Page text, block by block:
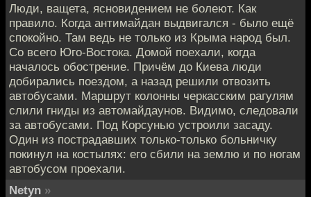
Люди, ващета, ясновидением не болеют. Как
правило. Когда антимайдан выдвигался - было ещё
спокойно. Там ведь не только из Крыма народ был.
Со всего Юго-Востока. Домой поехали, когда
началось обострение. Причём до Киева люди
добирались поездом, а назад решили отвозить
автобусами. Маршрут колонны черкасским рагулям
слили гниды из автомайдаунов. Видимо, следовали
за автобусами. Под Корсунью устроили засаду.
Один из пострадавших только-только больничку
покинул на костылях: его сбили на землю и по ногам
автобусом проехали.
Netyn »